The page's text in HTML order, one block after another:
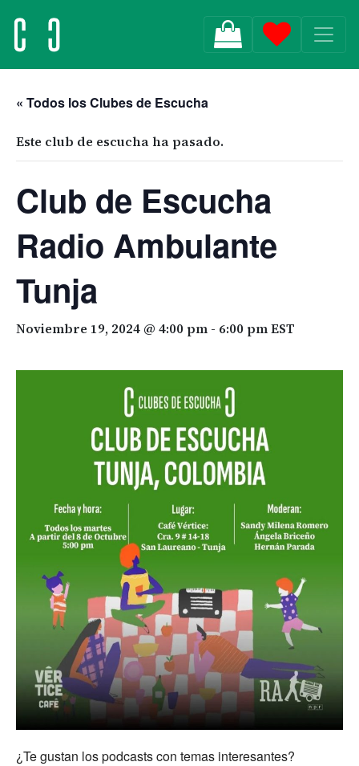
MAIN NAVIGATION
« Todos los Clubes de Escucha
Este club de escucha ha pasado.
Club de Escucha
Radio Ambulante
Tunja
Noviembre 19, 2024 @ 4:00 pm - 6:00 pmEST
¿Te gustan los podcasts con temas interesantes?